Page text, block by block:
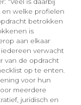
“Veel is daarbij
en welke profielen
betrokken
is
aan elkaar
verwacht
van de opdracht
op te enten.
voor hun
meerdere
juridisch en